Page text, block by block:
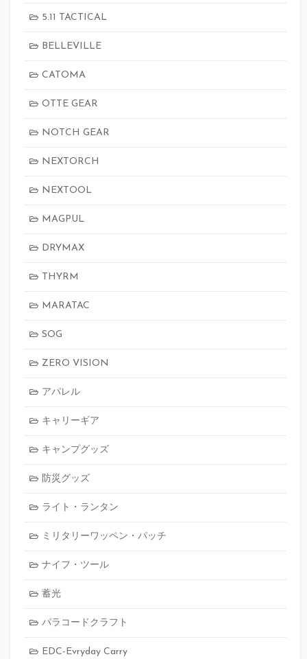
5.11 TACTICAL
BELLEVILLE
CATOMA
OTTE GEAR
NOTCH GEAR
NEXTORCH
NEXTOOL
MAGPUL
DRYMAX
THYRM
MARATAC
SOG
ZERO VISION
アパレル
キャリーギア
キャンプグッズ
防災グッズ
ライト・ランタン
ミリタリーワッペン・パッチ
ナイフ・ツール
蓄光
パラコードクラフト
EDC-Evryday Carry